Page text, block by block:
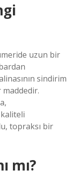
uzun bir
sindirim
topraksı bir
mı?